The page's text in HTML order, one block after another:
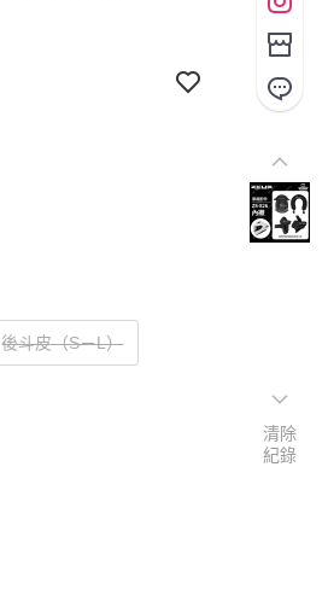
後斗皮（S－L）
清除
紀錄